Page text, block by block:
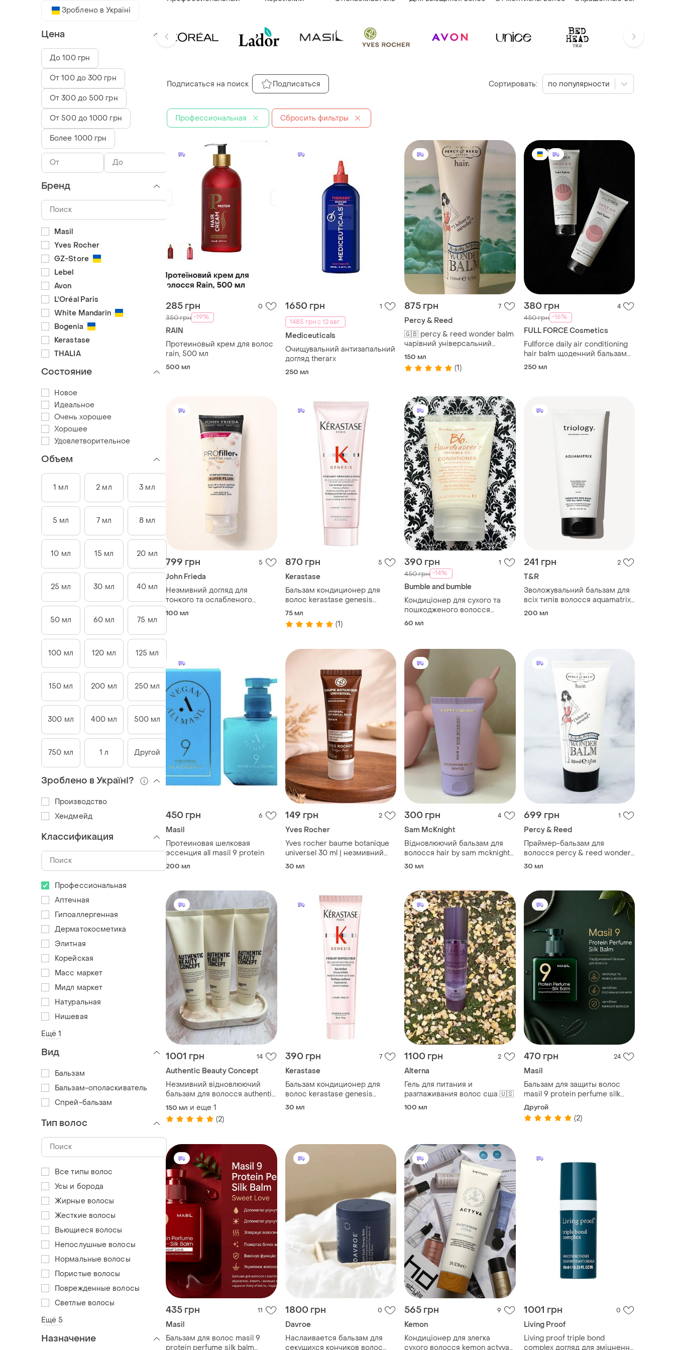
285 грн 0
350 грн -19%
RAIN
Протеиновый крем для волос
rain, 500 мл
500 мл
1650 грн
1
1485 грн с 12 авг.
Mediceuticals
Очищувальний антизапальний
догляд therarx
250 мл
875 грн 7
Percy & Reed
🇬🇧 percy & reed wonder balm
чарівний універсальний
бальзам праймер для волосся
незмивний максимальний
розмір 150 мл бестселер
150 мл
(1)
380 грн 4
450 грн -16%
FULL FORCE Cosmetics
Fullforce daily air conditioning
hair balm щоденний бальзам
кондиціонер для всіх типів
250 мл
799 грн 5
John Frieda
Незмивний догляд для
тонкого та ослабленого
волосся john frieda profiller+
100 мл
870 грн 5
Kerastase
Бальзам кондиционер для
волос kerastase genesis
fondant renforcateur
conditioner 75ml
75 мл
(1)
390 грн 1
450 грн -14%
Bumble and bumble
Кондиціонер для сухого та
пошкодженого волосся
bumbke and bumble bumble
60 мл
241 грн 2
T&R
Зволожувальний бальзам для
всіх типів волосся aquamatrix
triology
200 мл
450 грн 6
Masil
Протеиновая шелковая
эссенция all masil 9 protein
200 мл
149 грн 2
Yves Rocher
Yves rocher baume botanique
universel 30 ml | незмивний
бальзам для волосся |
30 мл
300 грн 4
Sam McKnight
Відновлюючий бальзам для
волосся hair by sam mcknight
happy endings nourishing balm
30 мл
699 грн 1
Percy & Reed
Праймер-бальзам для
волосся percy & reed wonder
balm 30 ml
30 мл
1001 грн 14
Authentic Beauty Concept
Незмивний відновлюючий
бальзам для волосся authentic
beauty concept replenish balm
150 мл и еще 1
(2)
390 грн 7
Kerastase
Бальзам кондиционер для
волос kerastase genesis
fondant renforcateur
30 мл
1100 грн 2
Alterna
Гель для питания и
разглаживания волос сша 🇺🇸
100 мл
470 грн 24
Masil
Бальзам для защиты волос
masil 9 protein perfume silk
balm, 180мл
Другой
(2)
435 грн 11
Masil
Бальзам для волос masil 9
protein perfume silk balm
1800 грн 0
Davroe
Наслаивается бальзам для
секущихся кончиков волос
565 грн 9
Kemon
Кондиціонер для злегка
сухого волосся kemon actyva
1001 грн 0
Living Proof
Living proof triple bond
complex догляд для зміцнення
Профессиональная Сбросить фильтры
Подписаться на поиск Подписаться Сортировать: по популярности
Зроблено в Україні
Цена
До 100 грн
От 100 до 300 грн
От 300 до 500 грн
От 500 до 1000 грн
Более 1000 грн
Бренд
Masil
Yves Rocher
GZ-Store
Lebel
Avon
L'Oréal Paris
White Mandarin
Bogenia
Kerastase
THALIA
Состояние
Новое
Идеальное
Очень хорошее
Хорошее
Удовлетворительное
Объем
1 мл 2 мл 3 мл
5 мл 7 мл 8 мл
10 мл 15 мл 20 мл
25 мл 30 мл 40 мл
50 мл 60 мл 75 мл
100 мл 120 мл 125 мл
150 мл 200 мл 250 мл
300 мл 400 мл 500 мл
750 мл 1 л Другой
Зроблено в Україні?
Производство
Хендмейд
Классификация
Профессиональная
Аптечная
Гипоаллергенная
Дерматокосметика
Элитная
Корейская
Масс маркет
Мидл маркет
Натуральная
Нишевая
Ещё 1
Вид
Бальзам
Бальзам-ополаскиватель
Спрей-бальзам
Тип волос
Все типы волос
Усы и борода
Жирные волосы
Жесткие волосы
Вьющиеся волосы
Непослушные волосы
Нормальные волосы
Пористые волосы
Поврежденные волосы
Светлые волосы
Ещё 5
Назначение